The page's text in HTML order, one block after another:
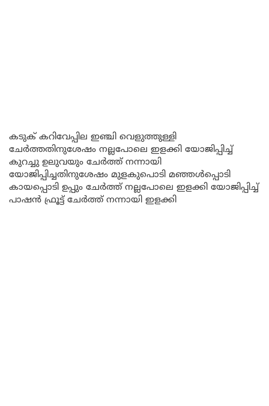
കടുക് കറിവേപ്പില ഇഞ്ചി വെളുത്തുള്ളി
ചേർത്തതിനുശേഷം നല്ലപോലെ ഇളക്കി യോജിപ്പിച്ച്
കുറച്ചു ഉലുവയും ചേർത്ത് നന്നായി
യോജിപ്പിച്ചതിനുശേഷം മുളകുപൊടി മഞ്ഞൾപ്പൊടി
കായപ്പൊടി ഉപ്പും ചേർത്ത് നല്ലപോലെ ഇളക്കി യോജിപ്പിച്ച്
പാഷൻ ഫ്രൂട്ട് ചേർത്ത് നന്നായി ഇളക്കി